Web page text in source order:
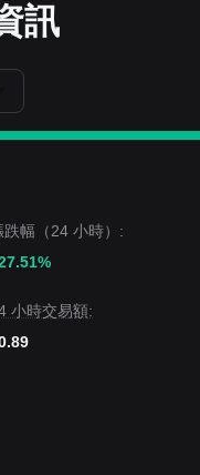
訊
跌幅（24 小時）:
小時交易額: